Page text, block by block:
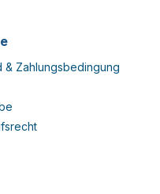
& Zahlungsbedingung